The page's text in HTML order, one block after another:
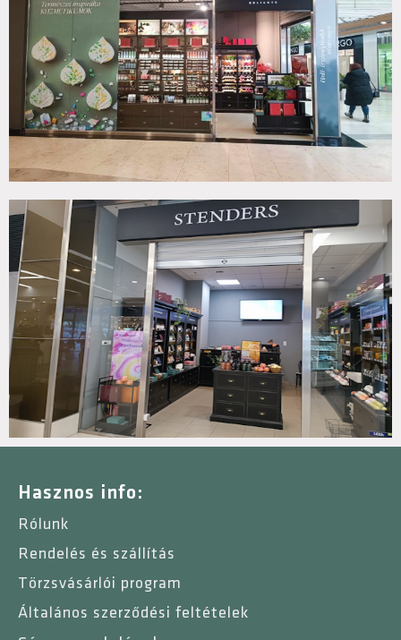
Hasznos info:
Rólunk
Rendelés és szállítás
Törzsvásárlói program
Általános szerződési feltételek